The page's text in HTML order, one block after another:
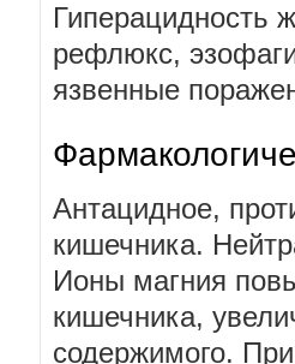
Гиперацидность
рефлюкс,
язвенные
Антацидное,
кишечника.
Ионы магния
кишечника,
содержимого.